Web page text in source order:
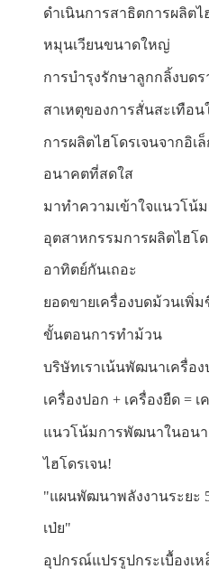
ดำเนินการสาธิตการผลิตไ
หมุนเวียนขนาดใหญ่
การบำรุงรักษาลูกกลิ้งบดร
สาเหตุของการสั่นสะเทือน
การผลิตไฮโดรเจนจากอิเ
อนาคตที่สดใส
มาทำความเข้าใจแนวโน้
อุตสาหกรรมการผลิตไฮโด
อาทิตย์กันเถอะ
ยอดขายเครื่องบดม้วนเพิ่
ขั้นตอนการทำม้วน
บริษัทเราเน้นพัฒนาเครื่อง
เครื่องปอก + เครื่องยืด =
แนวโน้มการพัฒนาในอน
ไฮโดรเจน!
"แผนพัฒนาพลังงานระยะ
เป่ย"
อุปกรณ์แปรรูปกระเบื้องเห